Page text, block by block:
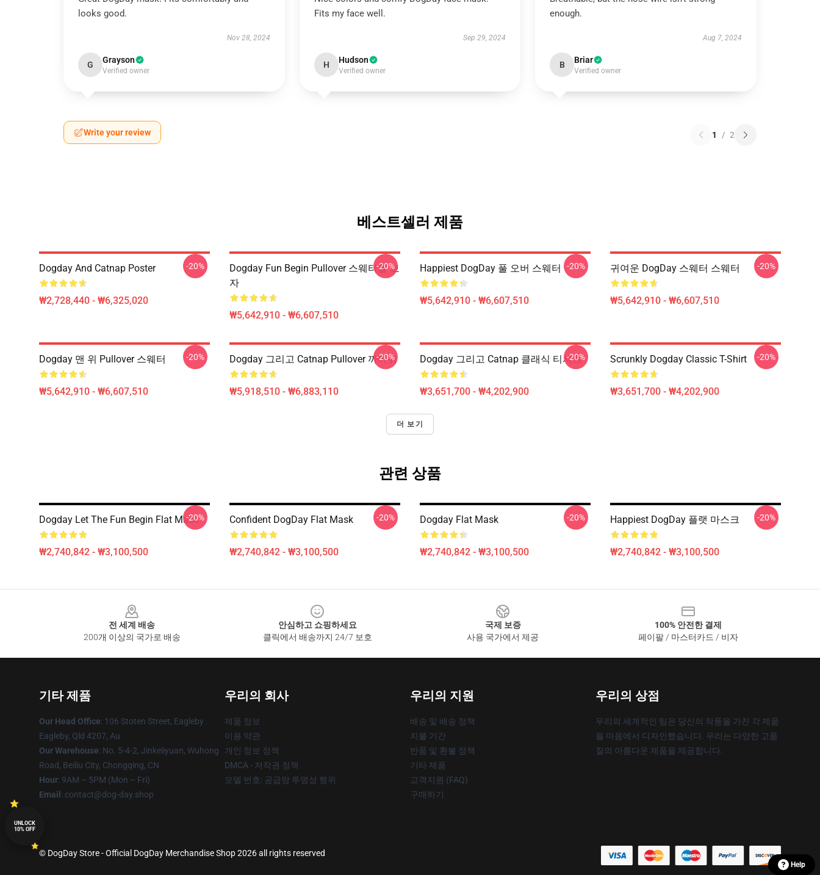
looks good.
Nov 28, 2024
G Grayson
Verified owner
Fits my face well.
Sep 29, 2024
H Hudson
Verified owner
enough.
Aug 7, 2024
B Briar
Verified owner
Write your review 1 / 2
베스트셀러 제품
Dogday And Catnap Poster
₩2,728,440 - ₩6,325,020
-20%
Dogday Fun Begin Pullover 스웨터를 보
자
₩5,642,910 - ₩6,607,510
-20% Happiest DogDay 풀 오버 스웨터
₩5,642,910 - ₩6,607,510
-20% 귀여운 DogDay 스웨터 스웨터
₩5,642,910 - ₩6,607,510
-20%
Dogday 맨 위 Pullover 스웨터
₩5,642,910 - ₩6,607,510
-20% Dogday 그리고 Catnap Pullover 까마귀
₩5,918,510 - ₩6,883,110
-20% Dogday 그리고 Catnap 클래식 티셔츠
₩3,651,700 - ₩4,202,900
-20% Scrunkly Dogday Classic T-Shirt
₩3,651,700 - ₩4,202,900
-20%
더 보기
관련 상품
Dogday Let The Fun Begin Flat Mask
₩2,740,842 - ₩3,100,500
-20% Confident DogDay Flat Mask
₩2,740,842 - ₩3,100,500
-20% Dogday Flat Mask
₩2,740,842 - ₩3,100,500
-20% Happiest DogDay 플랫 마스크
₩2,740,842 - ₩3,100,500
-20%
전 세계 배송
200개 이상의 국가로 배송
안심하고 쇼핑하세요
클릭에서 배송까지 24/7 보호
국제 보증
사용 국가에서 제공
100% 안전한 결제
페이팔 / 마스터카드 / 비자
기타 제품
Our Head Office: 106 Stoten Street, Eagleby
Eagleby, Qld 4207, Au
Our Warehouse: No. 5-4-2, Jinkeliyuan, Wuhong
Road, Beiliu City, Chongqing, CN
Hour: 9AM – 5PM (Mon – Fri)
Email : contact@dog-day.shop
우리의 회사
제품 정보
이용 약관
개인 정보 정책
DMCA - 저작권 정책
모델 번호: 공급망 투명성 행위
우리의 지원
배송 및 배송 정책
지불 기간
반품 및 환불 정책
기타 제품
고객지원 (FAQ)
구매하기
우리의 상점
우리의 세계적인 팀은 당신의 작풍을 가진 각 제품
을 마음에서 디자인했습니다. 우리는 다양한 고품
질의 아름다운 제품을 제공합니다.
© DogDay Store - Official DogDay Merchandise Shop 2026 all rights reserved
Help
UNLOCK
10% OFF